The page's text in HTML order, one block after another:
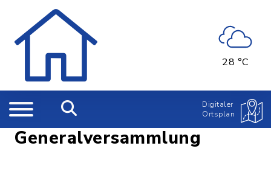
28 °C
Digitaler
Ortsplan
Generalversammlung